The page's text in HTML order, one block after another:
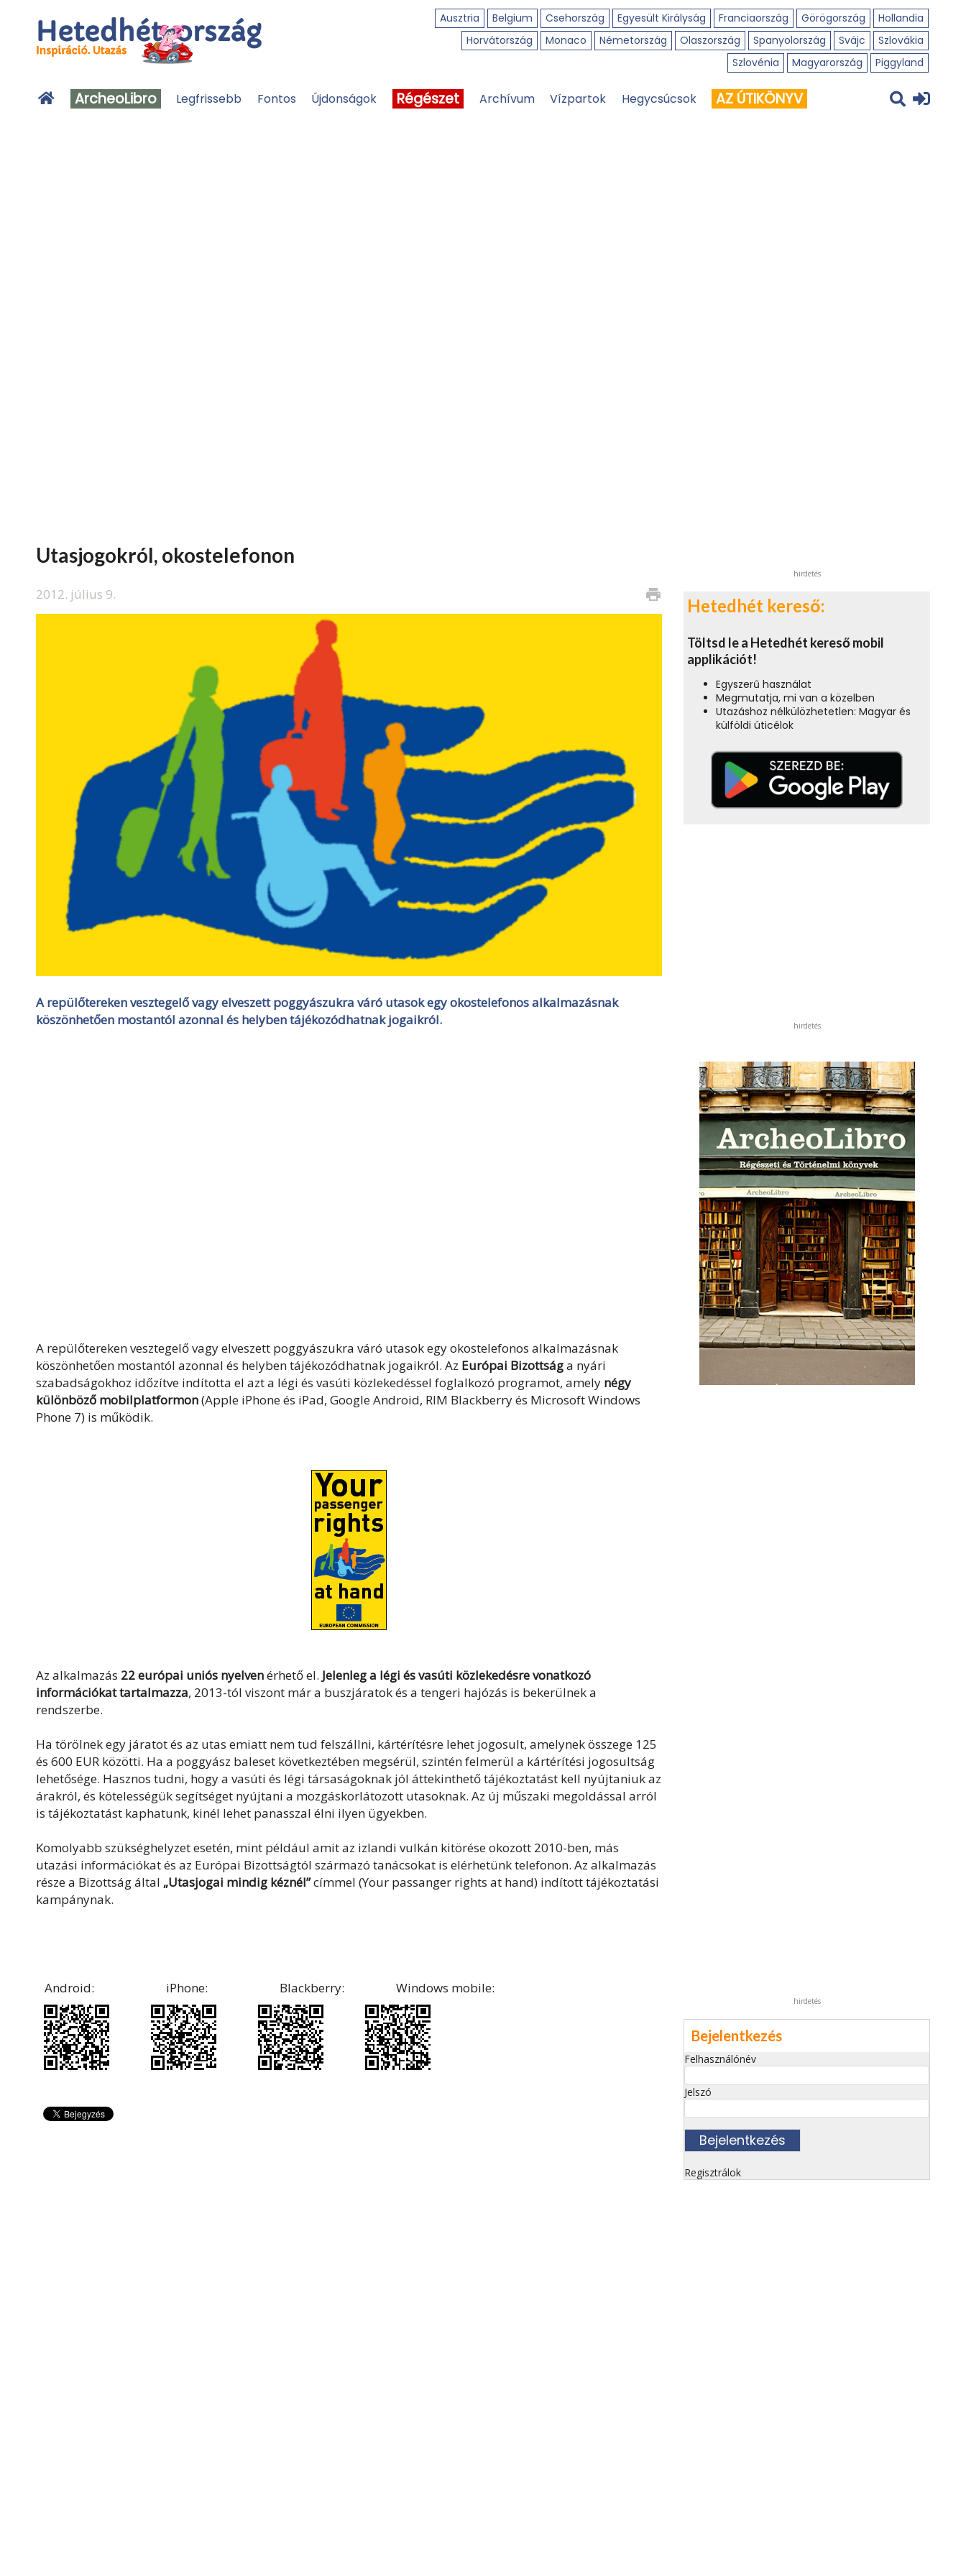
Ausztria Belgium Csehország Egyesült Királyság Franciaország Görögország
Hollandia
Horvátország
Monaco Németország Olaszország Spanyolország Svájc
Szlovákia
Szlovénia
Magyarország Piggyland
ArcheoLibro Legfrissebb Fontos Újdonságok Régészet Archívum Vízpartok Hegycsúcsok AZ ÚTIKÖNYV
Utasjogokról, okostelefonon
2012. július 9. print
A repülőtereken vesztegelő vagy elveszett poggyászukra váró utasok egy okostelefonos alkalmazásnak
köszönhetően mostantól azonnal és helyben tájékozódhatnak jogaikról.
A repülőtereken vesztegelő vagy elveszett poggyászukra váró utasok egy okostelefonos alkalmazásnak
köszönhetően mostantól azonnal és helyben tájékozódhatnak jogaikról. Az Európai Bizottsága nyári
szabadságokhoz időzítve indította el azt a légi és vasúti közlekedéssel foglalkozó programot, amely négy
különböző mobilplatformon(Apple iPhone és iPad, Google Android, RIM Blackberry és Microsoft Windows
Phone 7) is működik.
Az alkalmazás 22 európai uniós nyelvenérhető el. Jelenleg a légi és vasúti közlekedésre vonatkozó
információkat tartalmazza, 2013-tól viszont már a buszjáratok és a tengeri hajózás is bekerülnek a
rendszerbe.
Ha törölnek egy járatot és az utas emiatt nem tud felszállni, kártérítésre lehet jogosult, amelynek összege 125
és 600 EUR közötti. Ha a poggyász baleset következtében megsérül, szintén felmerül a kártérítési jogosultság
lehetősége. Hasznos tudni, hogy a vasúti és légi társaságoknak jól áttekinthető tájékoztatást kell nyújtaniuk az
árakról, és kötelességük segítséget nyújtani a mozgáskorlátozott utasoknak. Az új műszaki megoldással arról
is tájékoztatást kaphatunk, kinél lehet panasszal élni ilyen ügyekben.
Komolyabb szükséghelyzet esetén, mint például amit az izlandi vulkán kitörése okozott 2010-ben, más
utazási információkat és az Európai Bizottságtól származó tanácsokat is elérhetünk telefonon. Az alkalmazás
része a Bizottság által „Utasjogai mindig kéznél”címmel (Your passanger rights at hand) indított tájékoztatási
kampánynak.
Android: iPhone: Blackberry: Windows mobile:
hirdetés
Hetedhét kereső:
Töltsd le a Hetedhét kereső mobil
applikációt!
Egyszerű használat
Megmutatja, mi van a közelben
Utazáshoz nélkülözhetetlen: Magyar és
külföldi úticélok
hirdetés
hirdetés
Bejelentkezés
Felhasználónév
Jelszó
Regisztrálok